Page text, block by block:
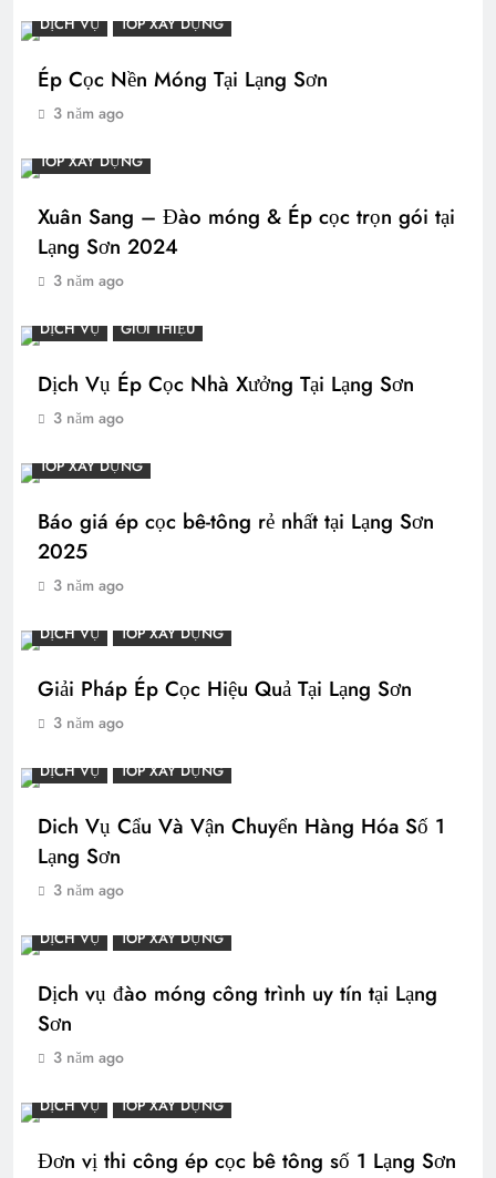
DỊCH VỤ TOP XÂY DỰNG
Ép Cọc Nền Móng Tại Lạng Sơn
3 năm ago
TOP XÂY DỰNG
Xuân Sang – Đào móng & Ép cọc trọn gói tại
Lạng Sơn 2024
3 năm ago
DỊCH VỤ GIỚI THIỆU
Dịch Vụ Ép Cọc Nhà Xưởng Tại Lạng Sơn
3 năm ago
TOP XÂY DỰNG
Báo giá ép cọc bê-tông rẻ nhất tại Lạng Sơn
2025
3 năm ago
DỊCH VỤ TOP XÂY DỰNG
Giải Pháp Ép Cọc Hiệu Quả Tại Lạng Sơn
3 năm ago
DỊCH VỤ TOP XÂY DỰNG
Dich Vụ Cẩu Và Vận Chuyển Hàng Hóa Số 1
Lạng Sơn
3 năm ago
DỊCH VỤ TOP XÂY DỰNG
Dịch vụ đào móng công trình uy tín tại Lạng
Sơn
3 năm ago
DỊCH VỤ TOP XÂY DỰNG
Đơn vị thi công ép cọc bê tông số 1 Lạng Sơn